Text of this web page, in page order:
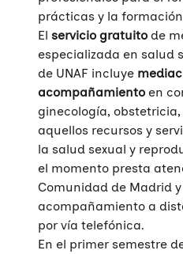
prácticas y la
El servicio gratuito de
especializada en salud
de UNAF incluye
acompañamiento en
ginecología,
aquellos recursos y
la salud sexual y
el momento presta
Comunidad de Madrid
acompañamiento a
por vía telefónica.
En el primer semestre